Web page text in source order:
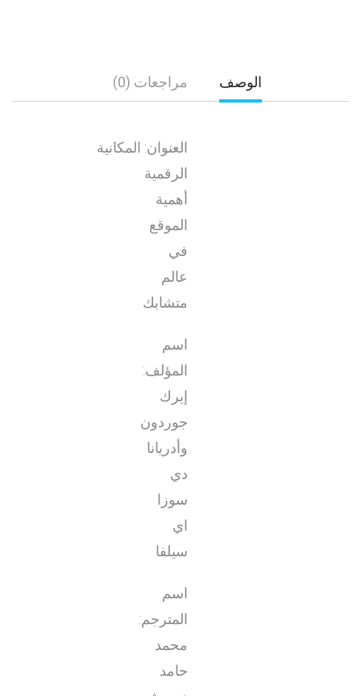
الوصف مراجعات (0)
العنوان: المكانية
الرقمية
أهمية
الموقع
في
عالم
متشابك
اسم
المؤلف:
إيرك
جوردون
وأدريانا
دي
سوزا
اي
سيلفا
اسم
المترجم:
محمد
حامد